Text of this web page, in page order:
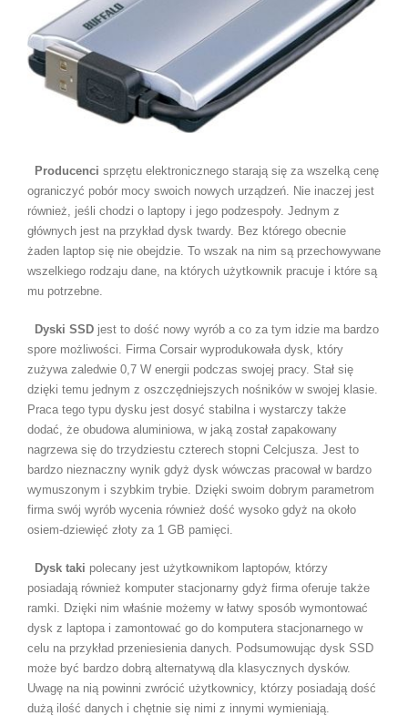
Producenci sprzętu elektronicznego starają się za wszelką cenę
ograniczyć pobór mocy swoich nowych urządzeń. Nie inaczej jest
również, jeśli chodzi o laptopy i jego podzespoły. Jednym z
głównych jest na przykład dysk twardy. Bez którego obecnie
żaden laptop się nie obejdzie. To wszak na nim są przechowywane
wszelkiego rodzaju dane, na których użytkownik pracuje i które są
mu potrzebne.
Dyski SSD jest to dość nowy wyrób a co za tym idzie ma bardzo
spore możliwości. Firma Corsair wyprodukowała dysk, który
zużywa zaledwie 0,7 W energii podczas swojej pracy. Stał się
dzięki temu jednym z oszczędniejszych nośników w swojej klasie.
Praca tego typu dysku jest dosyć stabilna i wystarczy także
dodać, że obudowa aluminiowa, w jaką został zapakowany
nagrzewa się do trzydziestu czterech stopni Celcjusza. Jest to
bardzo nieznaczny wynik gdyż dysk wówczas pracował w bardzo
wymuszonym i szybkim trybie. Dzięki swoim dobrym parametrom
firma swój wyrób wycenia również dość wysoko gdyż na około
osiem-dziewięć złoty za 1 GB pamięci.
Dysk taki polecany jest użytkownikom laptopów, którzy
posiadają również komputer stacjonarny gdyż firma oferuje także
ramki. Dzięki nim właśnie możemy w łatwy sposób wymontować
dysk z laptopa i zamontować go do komputera stacjonarnego w
celu na przykład przeniesienia danych. Podsumowując dysk SSD
może być bardzo dobrą alternatywą dla klasycznych dysków.
Uwagę na nią powinni zwrócić użytkownicy, którzy posiadają dość
dużą ilość danych i chętnie się nimi z innymi wymieniają.